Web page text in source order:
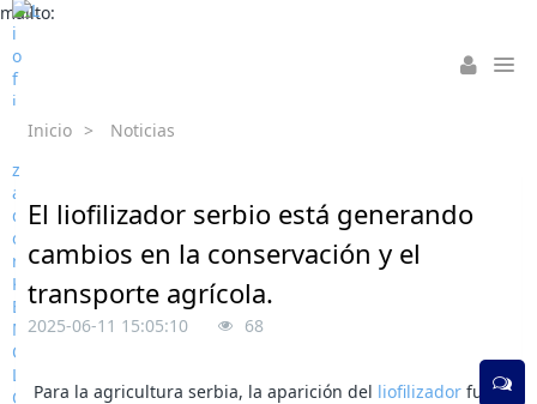
mailto:
Inicio > Noticias
El liofilizador serbio está generando
cambios en la conservación y el
transporte agrícola.
2025-06-11 15:05:10 68
Para la agricultura serbia, la aparición del liofilizador fue